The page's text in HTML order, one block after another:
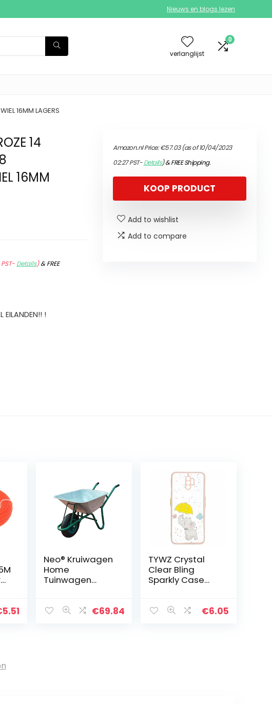
Nieuws en blogs lezen
verlanglijst
0
16MM LAGERS
14
16MM
Details)&FREE
EILANDEN!! !
Amazon.nl Price:€57.03(as of 10/04/2023
02:27 PST-Details)&FREE Shipping.
KOOP PRODUCT
Add to wishlist
Add to compare
5.51
Neo® Kruiwagen
Home
Tuinwagen
€69.84
TYWZ Crystal
Clear Bling
Sparkly Case
Glanzend Slanke
€6.05